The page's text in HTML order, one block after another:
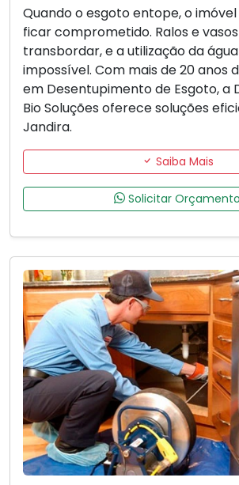
Quando o esgoto entope, o
ficar comprometido. Ralos e
transbordar, e a utilização da
impossível. Com mais de 20 anos
em Desentupimento de Esgoto, a
Bio Soluções oferece soluções
Jandira.
Saiba Mais
Solicitar Orçamento